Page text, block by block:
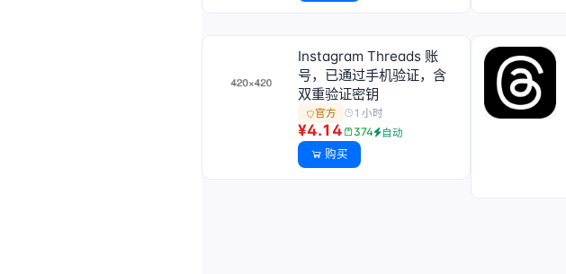
Instagram Threads 账
号，已通过手机验证，含
双重验证密钥
官方 1 小时
¥4.14 374 自动
购买